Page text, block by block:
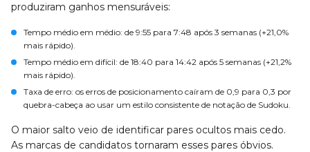
produziram ganhos mensuráveis:
Tempo médio em médio: de 9:55 para 7:48 após 3 semanas (+21,0%
mais rápido).
Tempo médio em difícil: de 18:40 para 14:42 após 5 semanas (+21,2%
mais rápido).
Taxa de erro: os erros de posicionamento caíram de 0,9 para 0,3 por
quebra-cabeça ao usar um estilo consistente de notação de Sudoku.
O maior salto veio de identificar pares ocultos mais cedo.
As marcas de candidatos tornaram esses pares óbvios.